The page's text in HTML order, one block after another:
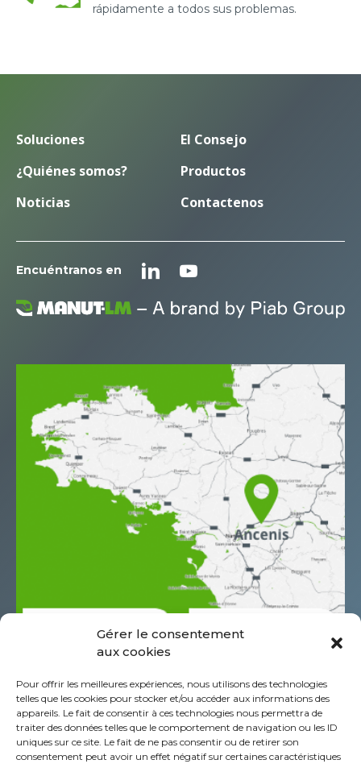
Gérer le consentement
aux cookies
Pour offrir les meilleures expériences, nous utilisons des technologies
telles que les cookies pour stocker et/ou accéder aux informations des
appareils. Le fait de consentir à ces technologies nous permettra de
traiter des données telles que le comportement de navigation ou les ID
uniques sur ce site. Le fait de ne pas consentir ou de retirer son
consentement peut avoir un effet négatif sur certaines caractéristiques
rápidamente a todos sus problemas.
Soluciones
El Consejo
¿Quiénes somos?
Productos
Noticias
Contactenos
Encuéntranos en
Z.A.C. de l’Aéropole
CS60044 44152 Ancenis - St-Géréon Cédex
FRANCIA
+332 40 96 39 39